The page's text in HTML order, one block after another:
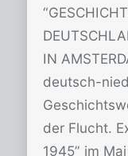
IN
deutsch-
der Flucht.
1945” im